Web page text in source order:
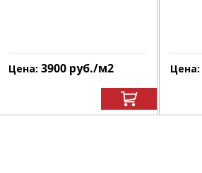
Цена: 3900 руб./м2 Цена: